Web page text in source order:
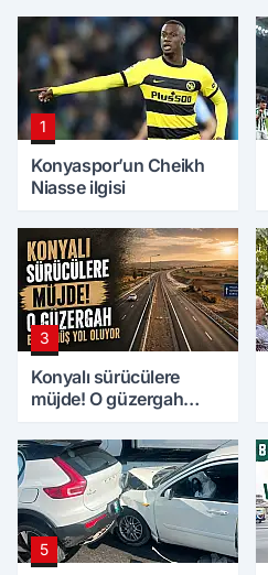
1
Konyaspor’un Cheikh
Niasse ilgisi
3
Konyalı sürücülere
müjde! O güzergah
5